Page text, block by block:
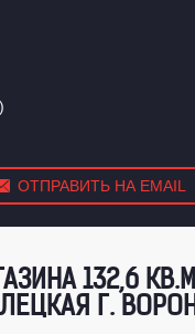
)
ОТПРАВИТЬ НА EMAIL
132,6
Г.